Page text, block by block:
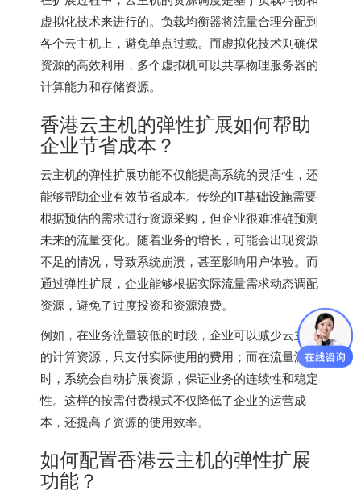
虚拟化技术来进行的。负载均衡器将流量合理分配到
各个云主机上，避免单点过载。而虚拟化技术则确保
资源的高效利用，多个虚拟机可以共享物理服务器的
计算能力和存储资源。
香港云主机的弹性扩展如何帮助
企业节省成本？
云主机的弹性扩展功能不仅能提高系统的灵活性，还
能够帮助企业有效节省成本。传统的IT基础设施需要
根据预估的需求进行资源采购，但企业很难准确预测
未来的流量变化。随着业务的增长，可能会出现资源
不足的情况，导致系统崩溃，甚至影响用户体验。而
通过弹性扩展，企业能够根据实际流量需求动态调配
资源，避免了过度投资和资源浪费。
例如，在业务流量较低的时段，企业可以减少云主机
的计算资源，只支付实际使用的费用；而在流量激增
时，系统会自动扩展资源，保证业务的连续性和稳定
性。这样的按需付费模式不仅降低了企业的运营成
本，还提高了资源的使用效率。
如何配置香港云主机的弹性扩展
功能？